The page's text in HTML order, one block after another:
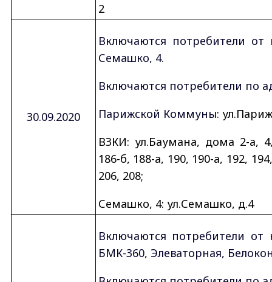
2
30.09.2020
Включаются потребители
Семашко, 4.
Включаются потребители по
Парижской Коммуны:
ВЗКИ: ул.Баумана, дома 2-а,
186-б, 188-а, 190, 190-а, 192,
206, 208;
Семашко, 4: ул.Семашко, д.4
Включаются потребители
БМК-360, Элеваторная,